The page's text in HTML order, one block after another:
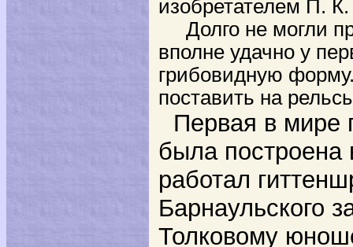
изобретателем П.
Долго не могли
вполне удачно у
грибовидную
поставить на
Первая в мире
была построена
работал
Барнаульского
Толковому